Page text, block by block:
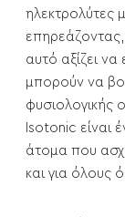
ηλεκτρολύτες
αυτό αξίζει
μπορούν να
φυσιολογικής
Isotonic είναι
άτομα που
και για όλους